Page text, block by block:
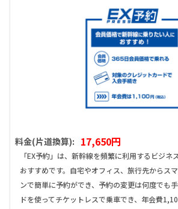
料金(片道換算): 17,650円
「EX予約」は、新幹線を頻繁に利用するビジネ
おすすめです。自宅やオフィス、旅行先からス
ンで簡単に予約ができ、予約の変更は何度でも
ドを使ってチケットレスで乗車でき、年会費